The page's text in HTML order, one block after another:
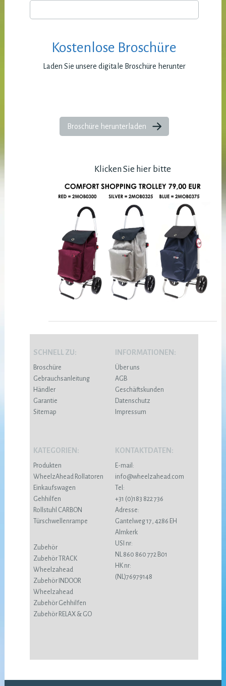
Kostenlose Broschüre
Laden Sie unsere digitale Broschüre herunter
Broschüre herunterladen
Klicken Sie hier bitte
SCHNELL ZU:
Broschüre
Gebrauchsanleitung
Händler
Garantie
Sitemap
INFORMATIONEN:
Über uns
AGB
Geschäftskunden
Datenschutz
Impressum
KATEGORIEN:
Produkten
WheelzAhead Rollatoren
Einkaufswagen
Gehhilfen
Rollstuhl CARBON
Türschwellenrampe
Zubehör
Zubehör TRACK
Wheelzahead
Zubehör INDOOR
Wheelzahead
Zubehör Gehhilfen
Zubehör RELAX & GO
KONTAKTDATEN:
E-mail:
info@wheelzahead.com
Tel:
+31 (0)183 822 736
Adresse:
Gantelweg 17, 4286 EH
Almkerk
USI nr:
NL 860 860 772 B01
HK nr:
(NL)76979148